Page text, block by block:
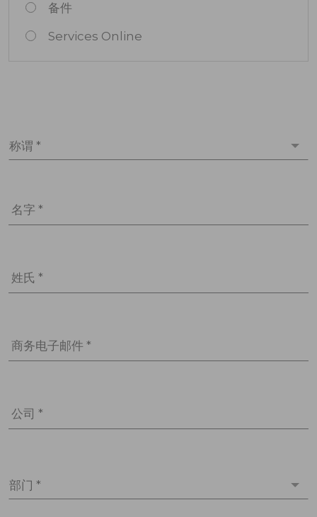
备件
Services Online
称谓 *
名字 *
姓氏 *
商务电子邮件 *
公司 *
部门 *